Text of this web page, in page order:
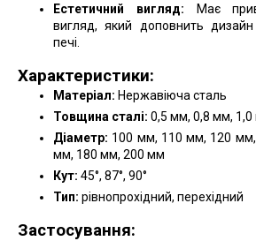
Естетичний вигляд: Має
вигляд, який доповнить
печі.
Характеристики:
Матеріал: Нержавіюча сталь
Товщина сталі: 0,5 мм, 0,8 мм,
Діаметр: 100 мм, 110 мм, 120
мм, 180 мм, 200 мм
Кут: 45°, 87°, 90°
Тип: рівнопрохідний, перехідний
Застосування: